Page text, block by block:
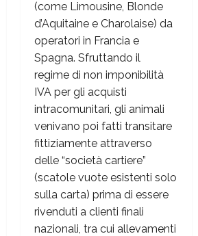
(come Limousine, Blonde
d’Aquitaine e Charolaise) da
operatori in Francia e
Spagna. Sfruttando il
regime di non imponibilità
IVA per gli acquisti
intracomunitari, gli animali
venivano poi fatti transitare
fittiziamente attraverso
delle “società cartiere”
(scatole vuote esistenti solo
sulla carta) prima di essere
rivenduti a clienti finali
nazionali, tra cui allevamenti